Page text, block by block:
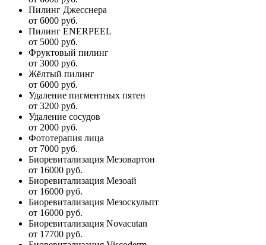
Пилинг Джесснера
от 6000 руб.
Пилинг ENERPEEL
от 5000 руб.
Фруктовый пилинг
от 3000 руб.
Жёлтый пилинг
от 6000 руб.
Удаление пигментных пятен
от 3200 руб.
Удаление сосудов
от 2000 руб.
Фототерапия лица
от 7000 руб.
Биоревитализация Мезовартон
от 16000 руб.
Биоревитализация Мезоай
от 16000 руб.
Биоревитализация Мезоскульпт
от 16000 руб.
Биоревитализация Novacutan
от 17700 руб.